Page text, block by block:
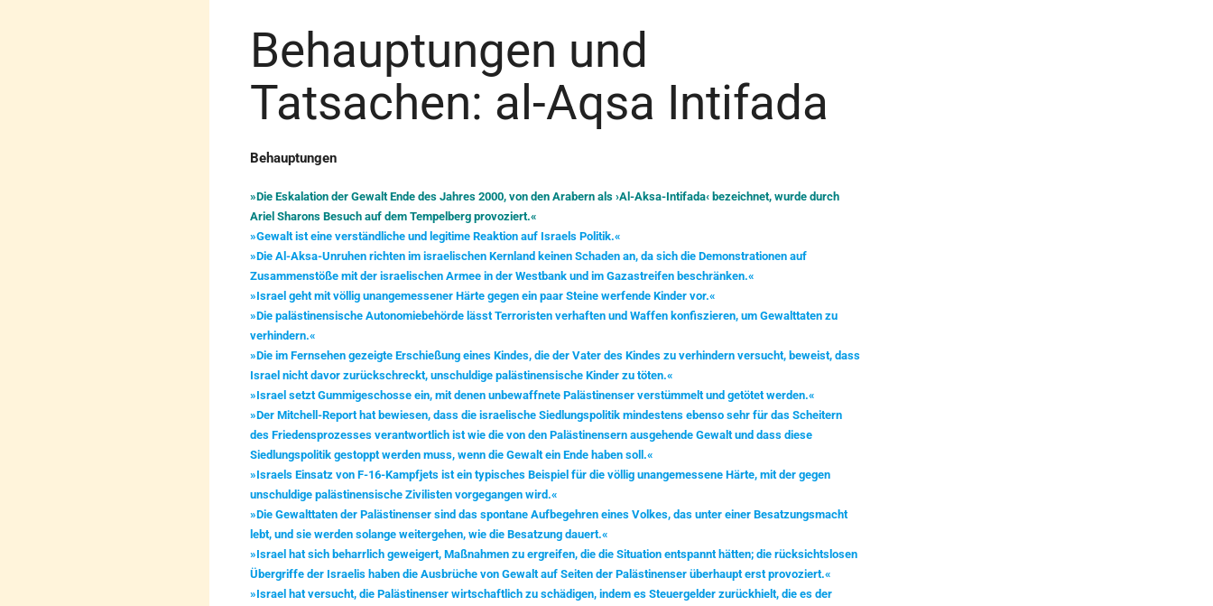
Behauptungen und
Tatsachen: al-Aqsa Intifada
Behauptungen
»Die Eskalation der Gewalt Ende des Jahres 2000, von den Arabern als ›Al-Aksa-Intifada‹ bezeichnet, wurde durch
Ariel Sharons Besuch auf dem Tempelberg provoziert.«
»Gewalt ist eine verständliche und legitime Reaktion auf Israels Politik.«
»Die Al-Aksa-Unruhen richten im israelischen Kernland keinen Schaden an, da sich die Demonstrationen auf
Zusammenstöße mit der israelischen Armee in der Westbank und im Gazastreifen beschränken.«
»Israel geht mit völlig unangemessener Härte gegen ein paar Steine werfende Kinder vor.«
»Die palästinensische Autonomiebehörde lässt Terroristen verhaften und Waffen konfiszieren, um Gewalttaten zu
verhindern.«
»Die im Fernsehen gezeigte Erschießung eines Kindes, die der Vater des Kindes zu verhindern versucht, beweist, dass
Israel nicht davor zurückschreckt, unschuldige palästinensische Kinder zu töten.«
»Israel setzt Gummigeschosse ein, mit denen unbewaffnete Palästinenser verstümmelt und getötet werden.«
»Der Mitchell-Report hat bewiesen, dass die israelische Siedlungspolitik mindestens ebenso sehr für das Scheitern
des Friedensprozesses verantwortlich ist wie die von den Palästinensern ausgehende Gewalt und dass diese
Siedlungspolitik gestoppt werden muss, wenn die Gewalt ein Ende haben soll.«
»Israels Einsatz von F-16-Kampfjets ist ein typisches Beispiel für die völlig unangemessene Härte, mit der gegen
unschuldige palästinensische Zivilisten vorgegangen wird.«
»Die Gewalttaten der Palästinenser sind das spontane Aufbegehren eines Volkes, das unter einer Besatzungsmacht
lebt, und sie werden solange weitergehen, wie die Besatzung dauert.«
»Israel hat sich beharrlich geweigert, Maßnahmen zu ergreifen, die die Situation entspannt hätten; die rücksichtslosen
Übergriffe der Israelis haben die Ausbrüche von Gewalt auf Seiten der Palästinenser überhaupt erst provoziert.«
»Israel hat versucht, die Palästinenser wirtschaftlich zu schädigen, indem es Steuergelder zurückhielt, die es der